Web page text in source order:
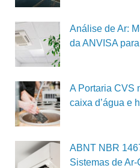
Análise de Ar:
da ANVISA
A Portaria CVS
caixa d’água e
ABNT NBR
Sistemas de